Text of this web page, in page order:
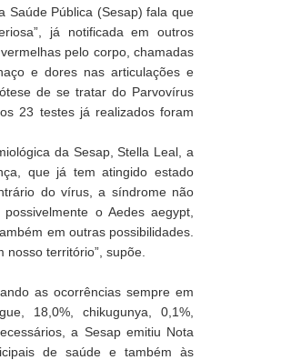
Saúde Pública (Sesap) fala que
já notificada em outros
pelo corpo, chamadas
e dores nas articulações e
de se tratar do Parvovírus
23 testes já realizados foram
da Sesap, Stella Leal, a
que já tem atingido estado
do vírus, a síndrome não
o Aedes aegypt,
em outras possibilidades.
território”, supõe.
as ocorrências sempre em
18,0%, chikugunya, 0,1%,
a Sesap emitiu Nota
de saúde e também às